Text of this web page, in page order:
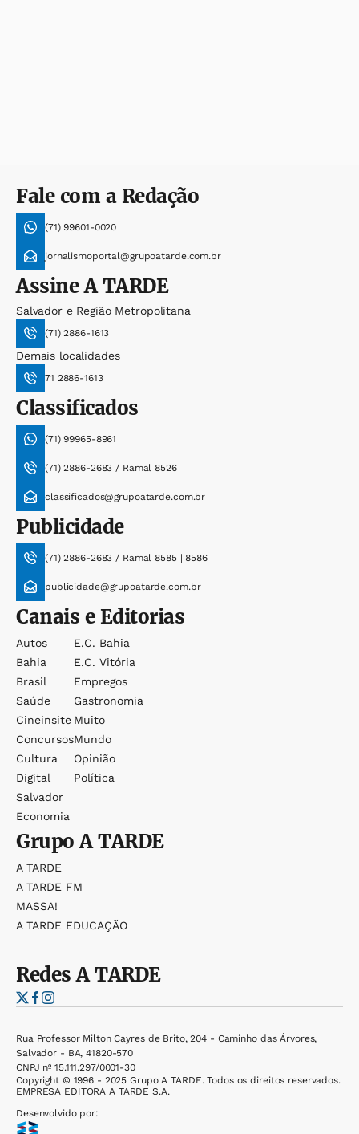
Fale com a Redação
(71) 99601-0020
jornalismoportal@grupoatarde.com.br
AssineA TARDE
Salvador e Região Metropolitana
(71) 2886-1613
Demais localidades
71 2886-1613
Classificados
(71) 99965-8961
(71) 2886-2683 / Ramal 8526
classificados@grupoatarde.com.br
Publicidade
(71) 2886-2683 / Ramal 8585 | 8586
publicidade@grupoatarde.com.br
Canais e Editorias
Autos
Bahia
Brasil
Saúde
Cineinsite
Concursos
Cultura
Digital
Salvador
Economia
E.c. Bahia
E.c. Vitória
Empregos
Gastronomia
Muito
Mundo
Opinião
Política
GrupoA TARDE
A TARDE
A TARDE FM
MASSA!
A TARDE EDUCAÇÃO
RedesA TARDE
Rua Professor Milton Cayres de Brito, 204 - Caminho das Árvores,
Salvador - BA, 41820-570
CNPJ nº 15.111.297/0001-30
Copyright © 1996 - 2025 Grupo A TARDE. Todos os direitos reservados.
EMPRESA EDITORA A TARDE S.A.
Desenvolvido por: